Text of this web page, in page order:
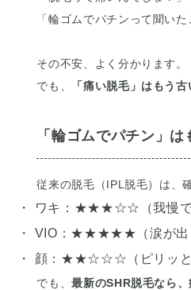
「輪ゴムでパチンって聞い
その不安、よく分かります。
でも、
「痛い脱毛」はもう古
「輪ゴムでパチン」は
従来の脱毛（IPL脱毛）は、
・ ワキ：★★★☆☆（我慢で
・ VIO：★★★★★（涙が出
・ 顔：★★☆☆☆（ピリッと
でも、最新のSHR脱毛なら